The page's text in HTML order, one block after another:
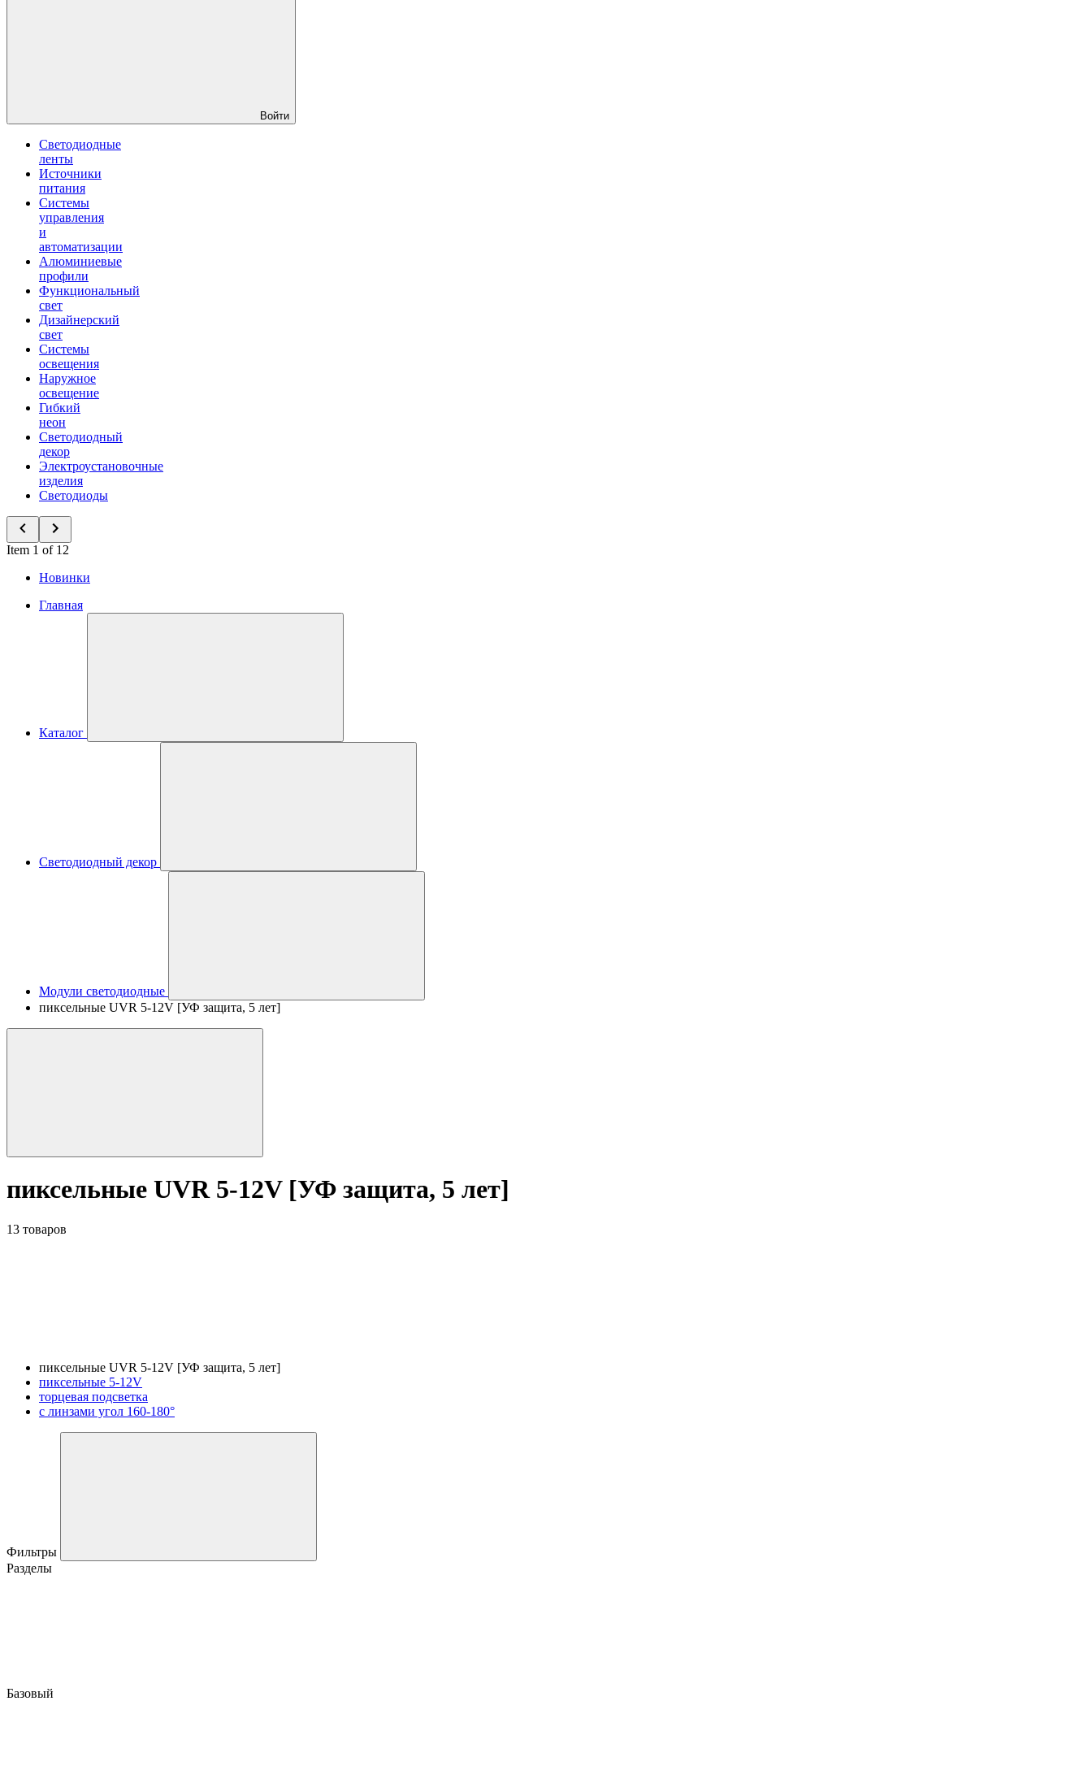
Войти
Светодиодные
ленты
Источники
питания
Системы
управления
и
автоматизации
Алюминиевые
профили
Функциональный
свет
Дизайнерский
свет
Системы
освещения
Наружное
освещение
Гибкий
неон
Светодиодный
декор
Электроустановочные
изделия
Светодиоды
Item 1 of 12
Новинки
Главная
Каталог
Светодиодный декор
Модули светодиодные
пиксельные UVR 5-12V [УФ защита, 5 лет]
пиксельные UVR 5-12V [УФ защита, 5 лет]
13 товаров
пиксельные UVR 5-12V [УФ защита, 5 лет]
пиксельные 5-12V
торцевая подсветка
с линзами угол 160-180°
Фильтры
Разделы
Базовый